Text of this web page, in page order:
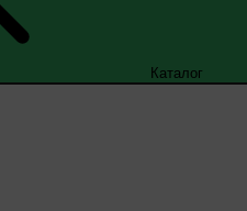
Каталог